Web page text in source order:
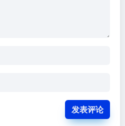
发表评论